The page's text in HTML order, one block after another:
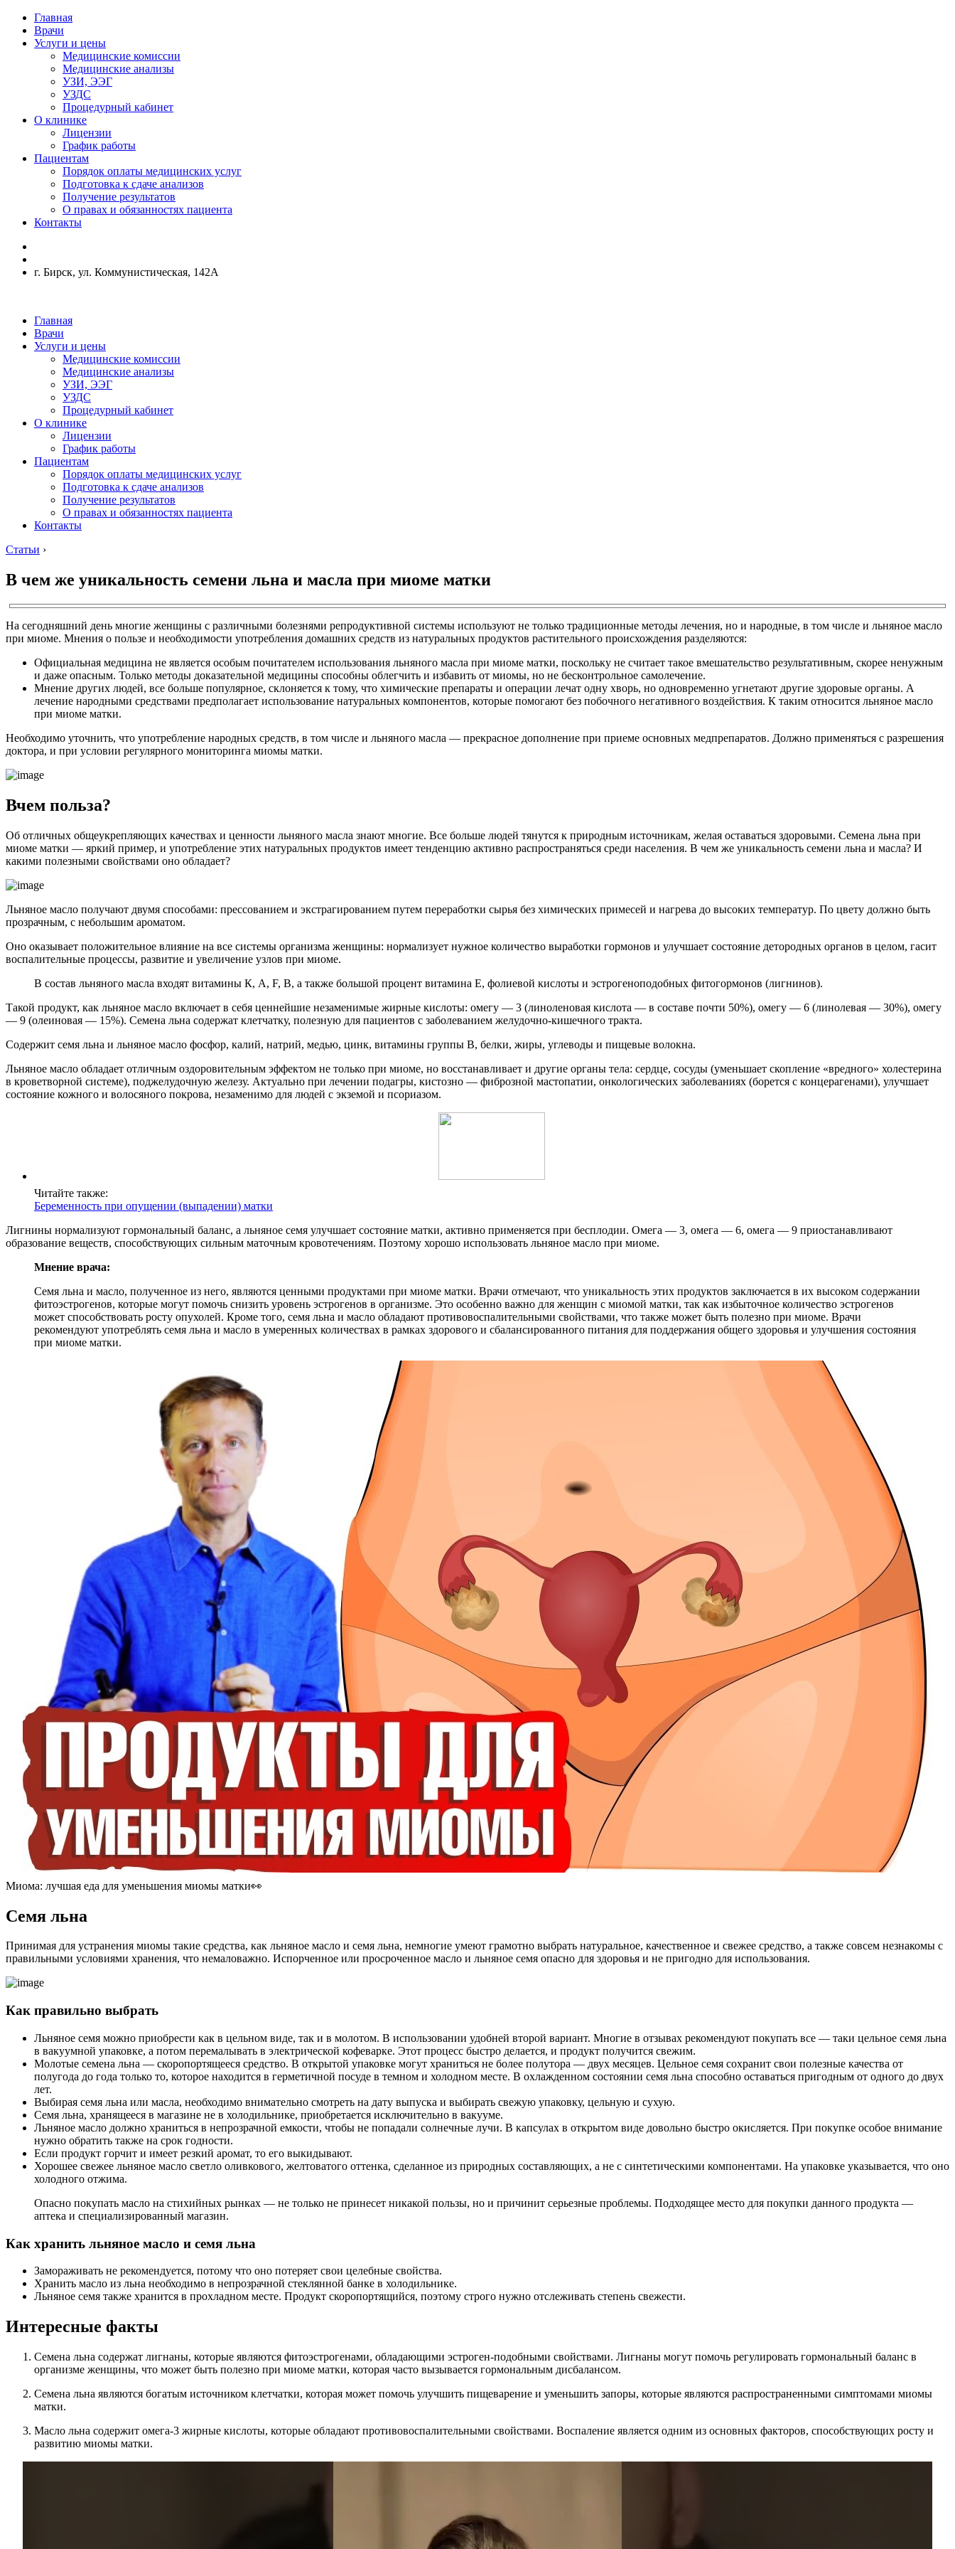
Главная
Врачи
Услуги и цены
Медицинские комиссии
Медицинские анализы
УЗИ, ЭЭГ
УЗДС
Процедурный кабинет
О клинике
Лицензии
График работы
Пациентам
Порядок оплаты медицинских услуг
Подготовка к сдаче анализов
Получение результатов
О правах и обязанностях пациента
Контакты
г. Бирск, ул. Коммунистическая, 142А
Главная
Врачи
Услуги и цены
Медицинские комиссии
Медицинские анализы
УЗИ, ЭЭГ
УЗДС
Процедурный кабинет
О клинике
Лицензии
График работы
Пациентам
Порядок оплаты медицинских услуг
Подготовка к сдаче анализов
Получение результатов
О правах и обязанностях пациента
Контакты
Статьи ›
В чем же уникальность семени льна и масла при миоме матки
На сегодняшний день многие женщины с различными болезнями репродуктивной системы используют не только традиционные методы лечения, но и народные, в том числе и льняное масло
при миоме. Мнения о пользе и необходимости употребления домашних средств из натуральных продуктов растительного происхождения разделяются:
Официальная медицина не является особым почитателем использования льняного масла при миоме матки, поскольку не считает такое вмешательство результативным, скорее ненужным
и даже опасным. Только методы доказательной медицины способны облегчить и избавить от миомы, но не бесконтрольное самолечение.
Мнение других людей, все больше популярное, склоняется к тому, что химические препараты и операции лечат одну хворь, но одновременно угнетают другие здоровые органы. А
лечение народными средствами предполагает использование натуральных компонентов, которые помогают без побочного негативного воздействия. К таким относится льняное масло
при миоме матки.
Необходимо уточнить, что употребление народных средств, в том числе и льняного масла — прекрасное дополнение при приеме основных медпрепаратов. Должно применяться с разрешения
доктора, и при условии регулярного мониторинга миомы матки.
Вчем польза?
Об отличных общеукрепляющих качествах и ценности льняного масла знают многие. Все больше людей тянутся к природным источникам, желая оставаться здоровыми. Семена льна при
миоме матки — яркий пример, и употребление этих натуральных продуктов имеет тенденцию активно распространяться среди населения. В чем же уникальность семени льна и масла? И
какими полезными свойствами оно обладает?
Льняное масло получают двумя способами: прессованием и экстрагированием путем переработки сырья без химических примесей и нагрева до высоких температур. По цвету должно быть
прозрачным, с небольшим ароматом.
Оно оказывает положительное влияние на все системы организма женщины: нормализует нужное количество выработки гормонов и улучшает состояние детородных органов в целом, гасит
воспалительные процессы, развитие и увеличение узлов при миоме.
В состав льняного масла входят витамины К, А, F, В, а также большой процент витамина Е, фолиевой кислоты и эстрогеноподобных фитогормонов (лигнинов).
Такой продукт, как льняное масло включает в себя ценнейшие незаменимые жирные кислоты: омегу — 3 (линоленовая кислота — в составе почти 50%), омегу — 6 (линолевая — 30%), омегу
— 9 (олеиновая — 15%). Семена льна содержат клетчатку, полезную для пациентов с заболеванием желудочно-кишечного тракта.
Содержит семя льна и льняное масло фосфор, калий, натрий, медью, цинк, витамины группы В, белки, жиры, углеводы и пищевые волокна.
Льняное масло обладает отличным оздоровительным эффектом не только при миоме, но восстанавливает и другие органы тела: сердце, сосуды (уменьшает скопление «вредного» холестерина
в кроветворной системе), поджелудочную железу. Актуально при лечении подагры, кистозно — фиброзной мастопатии, онкологических заболеваниях (борется с концерагенами), улучшает
состояние кожного и волосяного покрова, незаменимо для людей с экземой и псориазом.
Читайте также:
Беременность при опущении (выпадении) матки
Лигнины нормализуют гормональный баланс, а льняное семя улучшает состояние матки, активно применяется при бесплодии. Омега — 3, омега — 6, омега — 9 приостанавливают
образование веществ, способствующих сильным маточным кровотечениям. Поэтому хорошо использовать льняное масло при миоме.
Мнение врача:
Семя льна и масло, полученное из него, являются ценными продуктами при миоме матки. Врачи отмечают, что уникальность этих продуктов заключается в их высоком содержании
фитоэстрогенов, которые могут помочь снизить уровень эстрогенов в организме. Это особенно важно для женщин с миомой матки, так как избыточное количество эстрогенов
может способствовать росту опухолей. Кроме того, семя льна и масло обладают противовоспалительными свойствами, что также может быть полезно при миоме. Врачи
рекомендуют употреблять семя льна и масло в умеренных количествах в рамках здорового и сбалансированного питания для поддержания общего здоровья и улучшения состояния
при миоме матки.
Миома: лучшая еда для уменьшения миомы матки👀
Семя льна
Принимая для устранения миомы такие средства, как льняное масло и семя льна, немногие умеют грамотно выбрать натуральное, качественное и свежее средство, а также совсем незнакомы с
правильными условиями хранения, что немаловажно. Испорченное или просроченное масло и льняное семя опасно для здоровья и не пригодно для использования.
Как правильно выбрать
Льняное семя можно приобрести как в цельном виде, так и в молотом. В использовании удобней второй вариант. Многие в отзывах рекомендуют покупать все — таки цельное семя льна
в вакуумной упаковке, а потом перемалывать в электрической кофеварке. Этот процесс быстро делается, и продукт получится свежим.
Молотые семена льна — скоропортящееся средство. В открытой упаковке могут храниться не более полутора — двух месяцев. Цельное семя сохранит свои полезные качества от
полугода до года только то, которое находится в герметичной посуде в темном и холодном месте. В охлажденном состоянии семя льна способно оставаться пригодным от одного до двух
лет.
Выбирая семя льна или масла, необходимо внимательно смотреть на дату выпуска и выбирать свежую упаковку, цельную и сухую.
Семя льна, хранящееся в магазине не в холодильнике, приобретается исключительно в вакууме.
Льняное масло должно храниться в непрозрачной емкости, чтобы не попадали солнечные лучи. В капсулах в открытом виде довольно быстро окисляется. При покупке особое внимание
нужно обратить также на срок годности.
Если продукт горчит и имеет резкий аромат, то его выкидывают.
Хорошее свежее льняное масло светло оливкового, желтоватого оттенка, сделанное из природных составляющих, а не с синтетическими компонентами. На упаковке указывается, что оно
холодного отжима.
Опасно покупать масло на стихийных рынках — не только не принесет никакой пользы, но и причинит серьезные проблемы. Подходящее место для покупки данного продукта —
аптека и специализированный магазин.
Как хранить льняное масло и семя льна
Замораживать не рекомендуется, потому что оно потеряет свои целебные свойства.
Хранить масло из льна необходимо в непрозрачной стеклянной банке в холодильнике.
Льняное семя также хранится в прохладном месте. Продукт скоропортящийся, поэтому строго нужно отслеживать степень свежести.
Интересные факты
Семена льна содержат лигнаны, которые являются фитоэстрогенами, обладающими эстроген-подобными свойствами. Лигнаны могут помочь регулировать гормональный баланс в
организме женщины, что может быть полезно при миоме матки, которая часто вызывается гормональным дисбалансом.
Семена льна являются богатым источником клетчатки, которая может помочь улучшить пищеварение и уменьшить запоры, которые являются распространенными симптомами миомы
матки.
Масло льна содержит омега-3 жирные кислоты, которые обладают противовоспалительными свойствами. Воспаление является одним из основных факторов, способствующих росту и
развитию миомы матки.